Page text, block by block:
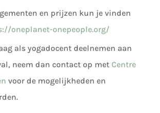
en prijzen kun je vinden
oneplanet-onepeople.org/
als yogadocent deelnemen aan
neem dan contact op metCentre
voor de mogelijkheden en